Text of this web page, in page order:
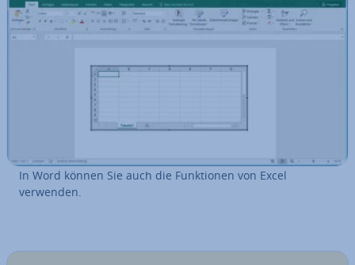
In Word können Sie auch die Funk­tio­nen von Excel
verwenden.